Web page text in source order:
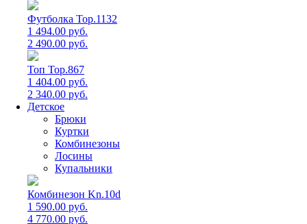
Футболка Top.1132
1 494.00 руб.
2 490.00 руб.
Топ Top.867
1 404.00 руб.
2 340.00 руб.
Детское
Брюки
Куртки
Комбинезоны
Лосины
Купальники
Комбинезон Kn.10d
1 590.00 руб.
4 770.00 руб.